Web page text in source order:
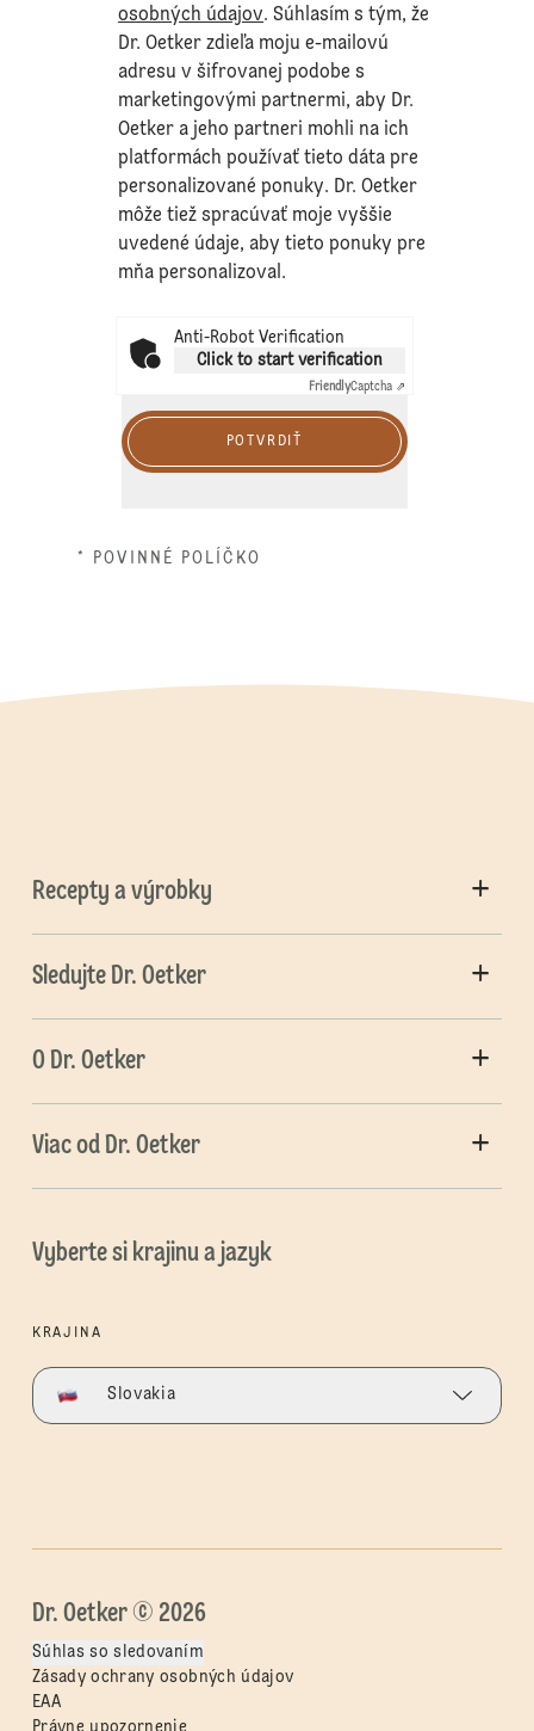
osobných údajov. Súhlasím s tým, že
Dr. Oetker zdieľa moju e-mailovú
adresu v šifrovanej podobe s
marketingovými partnermi, aby Dr.
Oetker a jeho partneri mohli na ich
platformách používať tieto dáta pre
personalizované ponuky. Dr. Oetker
môže tiež spracúvať moje vyššie
uvedené údaje, aby tieto ponuky pre
mňa personalizoval.
Anti-Robot Verification
Click to start verification
FriendlyCaptcha ⇗
POTVRDIŤ
* POVINNÉ POLÍČKO
Recepty a výrobky
Sledujte Dr. Oetker
O Dr. Oetker
Viac od Dr. Oetker
Vyberte si krajinu a jazyk
KRAJINA
Slovakia
Dr. Oetker © 2026
Súhlas so sledovaním
Zásady ochrany osobných údajov
EAA
Právne upozornenie